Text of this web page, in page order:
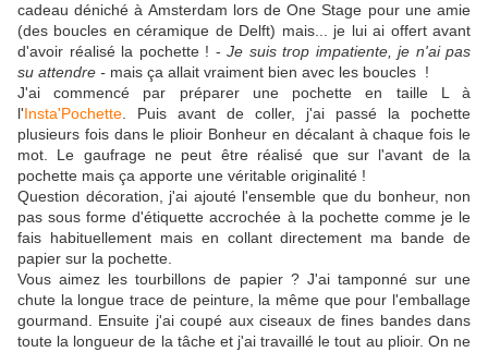
cadeau déniché à Amsterdam lors de One Stage pour une amie
(des boucles en céramique de Delft) mais... je lui ai offert avant
d'avoir réalisé la pochette ! - Je suis trop impatiente, je n'ai pas
su attendre - mais ça allait vraiment bien avec les boucles !
J'ai commencé par préparer une pochette en taille L à
l'Insta'Pochette . Puis avant de coller, j'ai passé la pochette
plusieurs fois dans le plioir Bonheur en décalant à chaque fois le
mot. Le gaufrage ne peut être réalisé que sur l'avant de la
pochette mais ça apporte une véritable originalité !
Question décoration, j'ai ajouté l'ensemble que du bonheur, non
pas sous forme d'étiquette accrochée à la pochette comme je le
fais habituellement mais en collant directement ma bande de
papier sur la pochette.
Vous aimez les tourbillons de papier ? J'ai tamponné sur une
chute la longue trace de peinture, la même que pour l'emballage
gourmand. Ensuite j'ai coupé aux ciseaux de fines bandes dans
toute la longueur de la tâche et j'ai travaillé le tout au plioir. On ne